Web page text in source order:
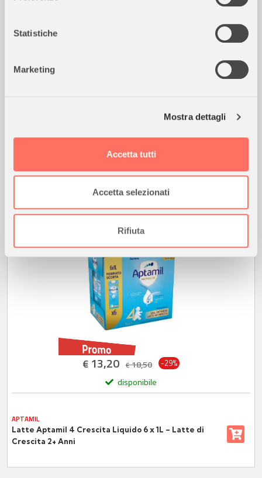
raccogliere informazioni sulla tua posizione
geografica, con un'approssimazione di qualche
Identificare il tuo dispositivo, scansionandolo
Approfondisci come vengono elaborati i tuoi dati personali
dalla Dichiarazione sui cookie.
Utilizziamo i cookie per personalizzare contenuti ed
analizzare il nostro traffico. Condividiamo inoltre
informazioni sul modo in cui utilizza il nostro sito con i
nostri partner che si occupano di analisi dei dati web,
pubblicità e social media, i quali potrebbero combinarle
con altre informazioni che ha fornito loro o che hanno
raccolto dal suo utilizzo dei loro servizi.
Statistiche
Marketing
Mostra dettagli
Accetta tutti
Accetta selezionati
Rifiuta
– Latte di Proseguimento 6-12 Mesi
€ 13,20 €18,50 -29%
disponibile
APTAMIL
Latte Aptamil 4 Crescita Liquido 6 x 1L – Latte di
Crescita 2+ Anni